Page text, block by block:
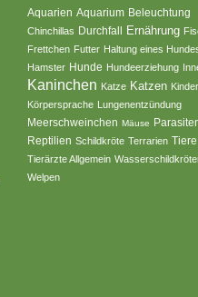
Aquarien Aquarium Beleuchtung
Chinchillas Durchfall Ernährung
Frettchen Futter Haltung eines
Hamster Hunde Hundeerziehung
Kaninchen Katze Katzen
Körpersprache Lungenentzündung
Meerschweinchen Mäuse
Reptilien Schildkröte Terrarien Tiere
Tierärzte Allgemein
Welpen